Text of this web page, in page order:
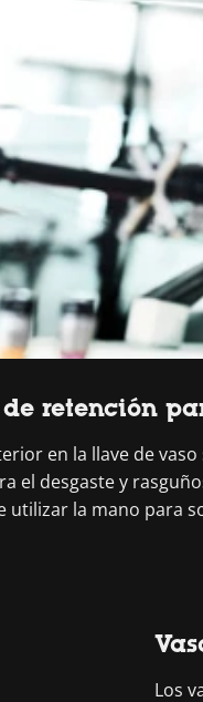
retención
en la llave de
el desgaste y
utilizar la mano para
Los